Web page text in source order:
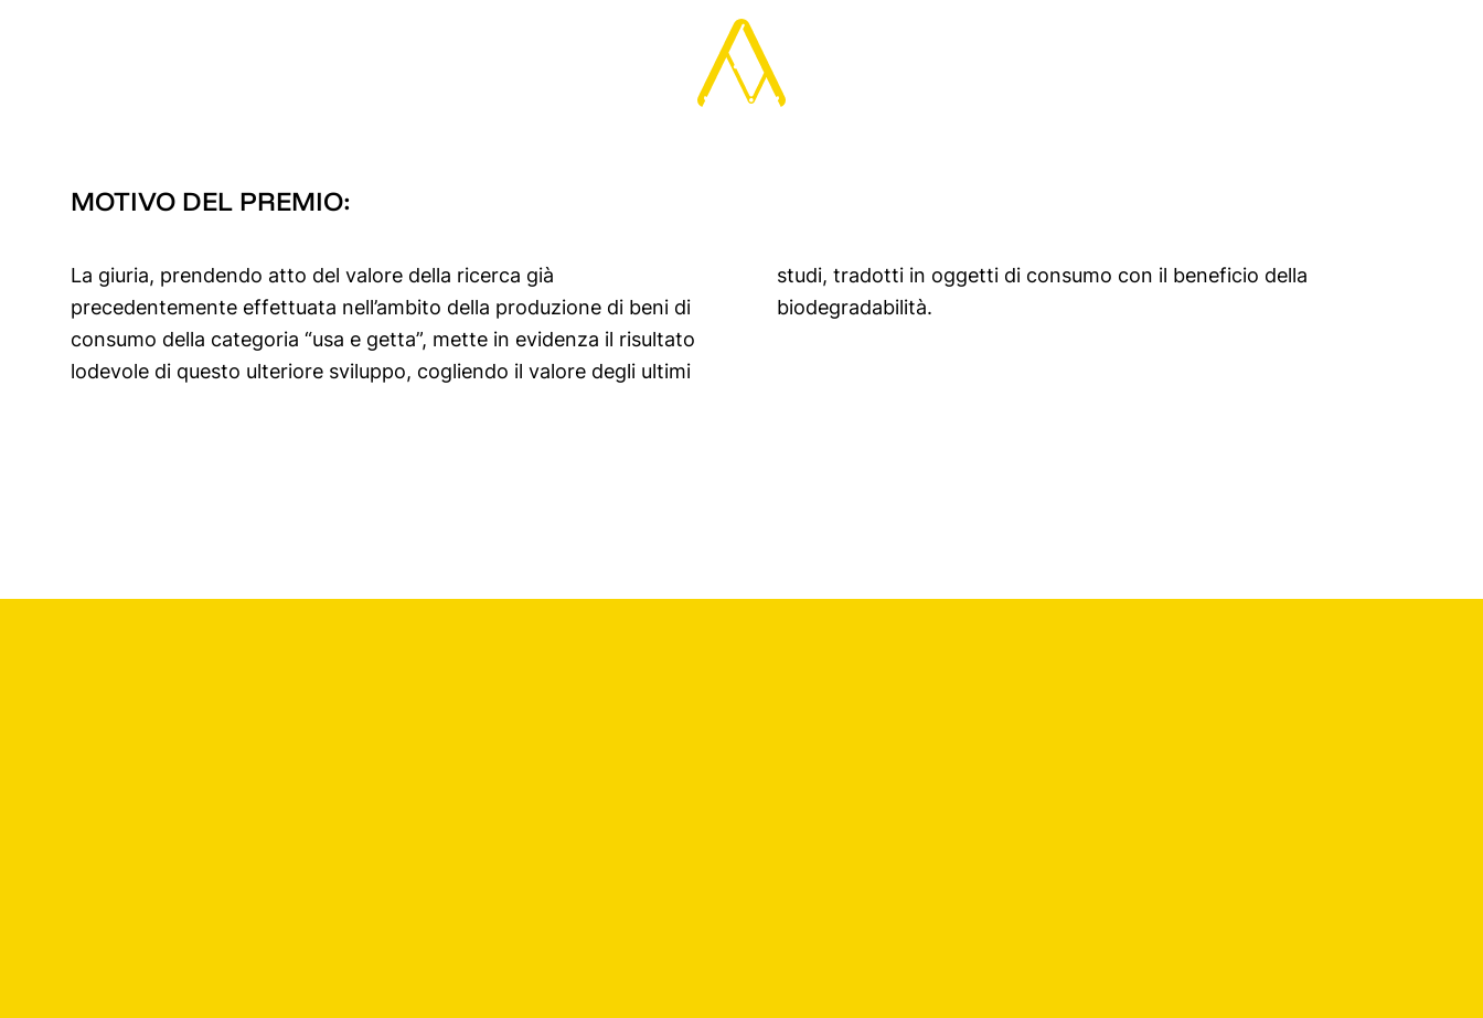
MOTIVO DEL PREMIO:
La giuria, prendendo atto del valore della ricerca già
precedentemente effettuata nell’ambito della produzione di beni di
consumo della categoria “usa e getta”, mette in evidenza il risultato
lodevole di questo ulteriore sviluppo, cogliendo il valore degli ultimi
studi, tradotti in oggetti di consumo con il beneficio della
biodegradabilità.